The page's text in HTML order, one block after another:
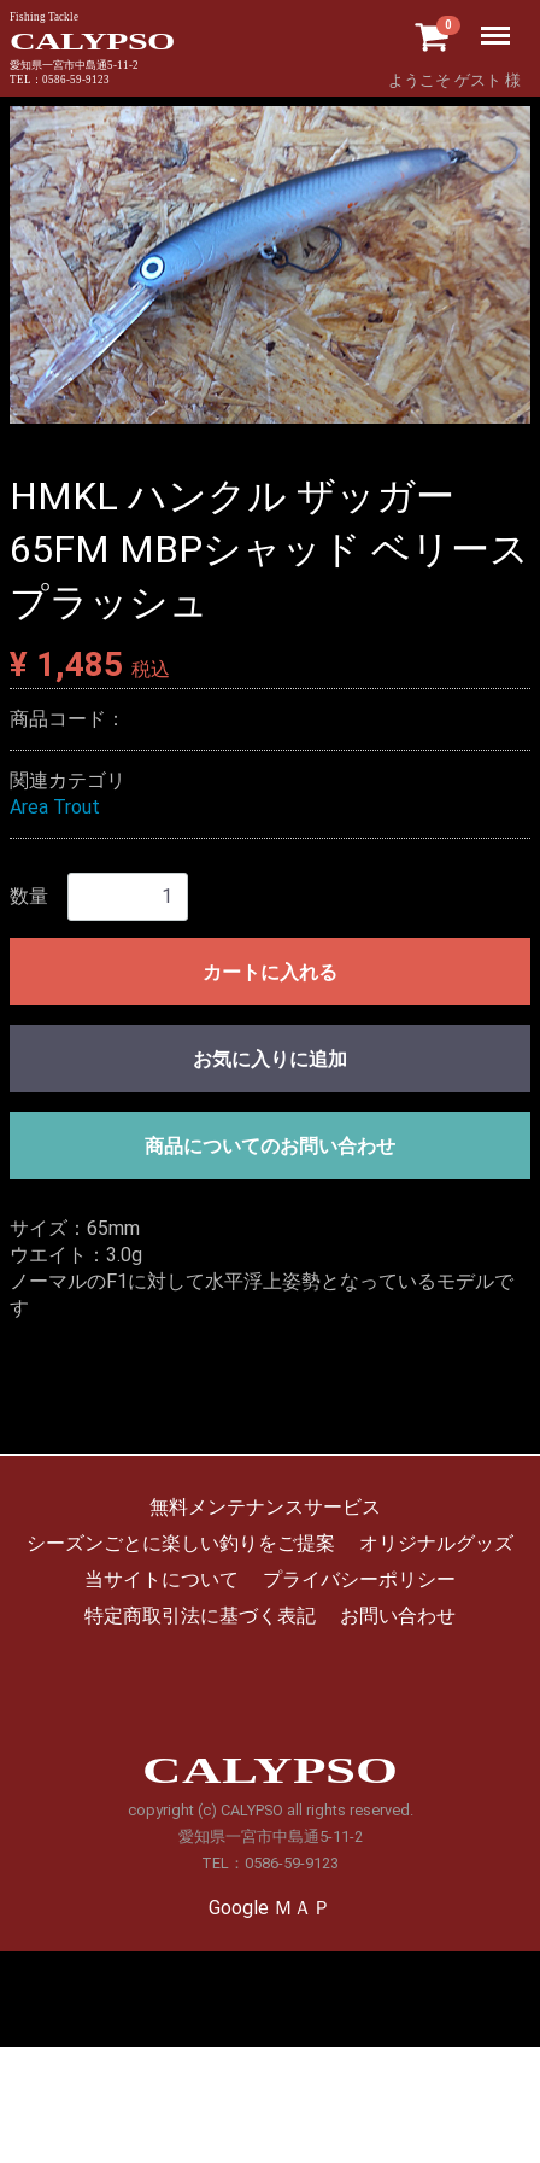
Fishing Tackle
CALYPSO
愛知県一宮市中島通5-11-2
TEL：0586-59-9123
0
ようこそ ゲスト 様
Menu
HMKL ハンクル ザッガー
65FM MBPシャッド ベリース
プラッシュ
¥ 1,485 税込
商品コード：
関連カテゴリ
Area Trout
数量
カートに入れる
お気に入りに追加
商品についてのお問い合わせ
サイズ：65mm
ウエイト：3.0g
ノーマルのF1に対して水平浮上姿勢となっているモデルで
す
無料メンテナンスサービス
シーズンごとに楽しい釣りをご提案
オリジナルグッズ
当サイトについて
プライバシーポリシー
特定商取引法に基づく表記
お問い合わせ
CALYPSO
copyright (c) CALYPSO all rights reserved.
愛知県一宮市中島通5-11-2
TEL：0586-59-9123
Google ＭＡＰ